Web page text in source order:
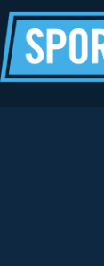
al
contenuto